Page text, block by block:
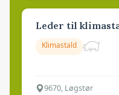
Leder til
Klimastald
9670, Løgstør